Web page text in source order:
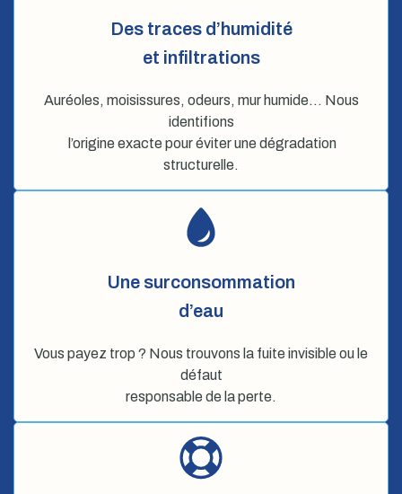
Des traces d’humidité
et infiltrations
Auréoles, moisissures, odeurs, mur humide… Nous
identifions
l’origine exacte pour éviter une dégradation
structurelle.
Une surconsommation
d’eau
Vous payez trop ? Nous trouvons la fuite invisible ou le
défaut
responsable de la perte.